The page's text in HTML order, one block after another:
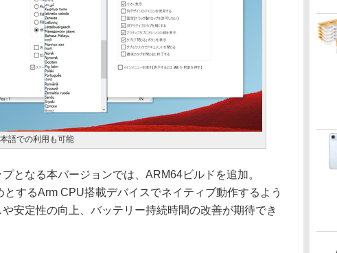
語での利用も可能
となる本バージョンでは、ARM64ビルドを追加。
とするArm CPU搭載デバイスでネイティブ動作するよう
安定性の向上、バッテリー持続時間の改善が期待でき